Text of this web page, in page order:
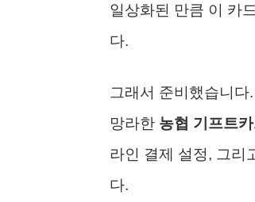
일상화된 만큼 이 카
다.
그래서 준비했습니
망라한 농협 기프트
라인 결제 설정, 그리
다.